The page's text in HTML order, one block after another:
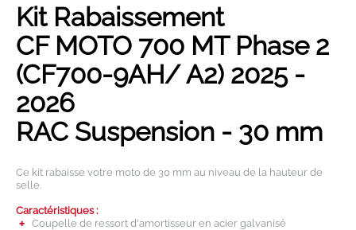
Kit Rabaissement
CF MOTO 700 MT Phase 2
(CF700-9AH/ A2) 2025 -
2026
RAC Suspension - 30 mm
Ce kit rabaisse votre moto de 30 mm au niveau de la hauteur de
selle.
Caractéristiques :
Coupelle de ressort d'amortisseur en acier galvanisé